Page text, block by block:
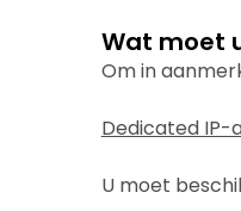
Wat moet
Om in
Dedicated IP-
U moet